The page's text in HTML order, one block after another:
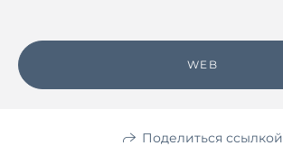
WEB
Поделиться ссылкой